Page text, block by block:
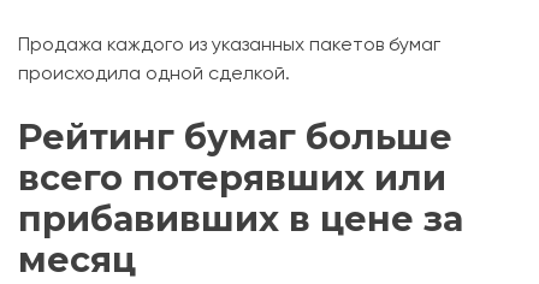
Продажа каждого из указанных пакетов бумаг
происходила одной сделкой.
Рейтинг бумаг больше
всего потерявших или
прибавивших в цене за
месяц